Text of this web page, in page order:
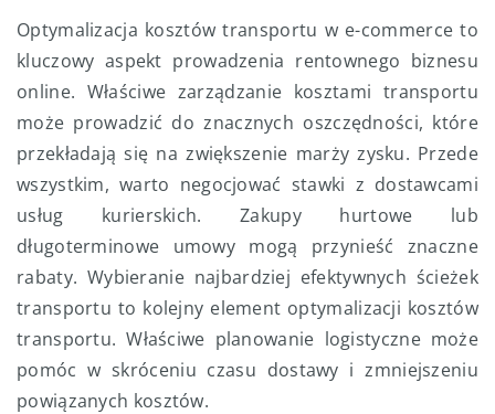
Optymalizacja kosztów transportu w e-commerce to
kluczowy aspekt prowadzenia rentownego biznesu
online. Właściwe zarządzanie kosztami transportu
może prowadzić do znacznych oszczędności, które
przekładają się na zwiększenie marży zysku. Przede
wszystkim, warto negocjować stawki z dostawcami
usług kurierskich. Zakupy hurtowe lub
długoterminowe umowy mogą przynieść znaczne
rabaty. Wybieranie najbardziej efektywnych ścieżek
transportu to kolejny element optymalizacji kosztów
transportu. Właściwe planowanie logistyczne może
pomóc w skróceniu czasu dostawy i zmniejszeniu
powiązanych kosztów.